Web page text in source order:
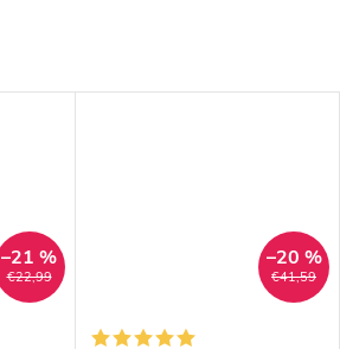
€22,99
–21 %
€41,59
–20 %